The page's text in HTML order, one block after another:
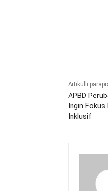
Artikulli
APBD
Ingin Fokus
Inklusif